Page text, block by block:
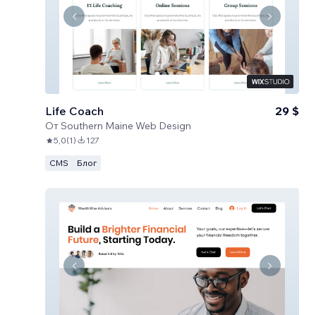
Life Coach
ОтSouthern Maine Web Design
29 $
5,0(1) 127
CMS Блог